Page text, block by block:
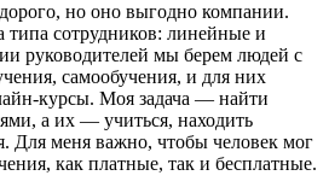
но оно выгодно компании.
типа сотрудников: линейные и
руководителей мы берем людей с
самообучения, и для них
курсы. Моя задача — найти
а их — учиться, находить
Для меня важно, чтобы человек мог
как платные, так и бесплатные.